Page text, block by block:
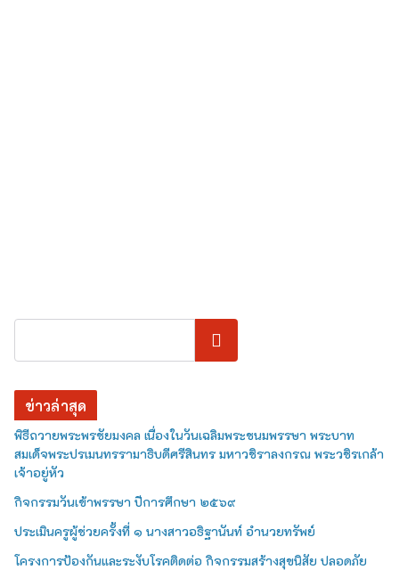
ค้นหา
ข่าวล่าสุด
พิธีถวายพระพรชัยมงคล เนื่องในวันเฉลิมพระชนมพรรษา พระบาท
สมเด็จพระปรเมนทรรามาธิบดีศรีสินทร มหาวชิราลงกรณ พระวชิรเกล้า
เจ้าอยู่หัว
กิจกรรมวันเข้าพรรษา ปีการศึกษา ๒๕๖๙
ประเมินครูผู้ช่วยครั้งที่ ๑ นางสาวอธิฐานันท์ อำนวยทรัพย์
โครงการป้องกันและระงับโรคติดต่อ กิจกรรมสร้างสุขนิสัย ปลอดภัย